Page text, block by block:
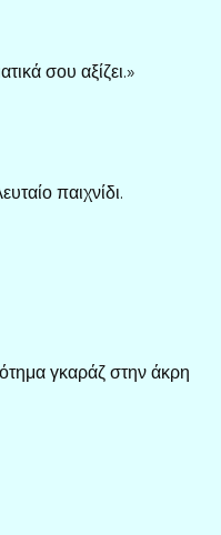
σου αξίζει.»
παιχνίδι.
γκαράζ στην άκρη